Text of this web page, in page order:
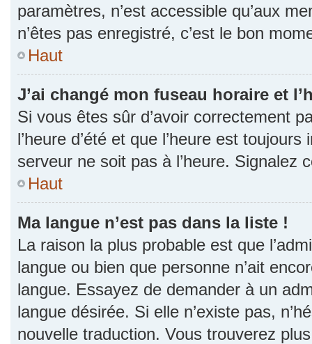
paramètres, n’est accessible qu’aux
n’êtes pas enregistré, c’est le bon
Haut
J’ai changé mon fuseau horaire et
Si vous êtes sûr d’avoir correctement
l’heure d’été et que l’heure est
serveur ne soit pas à l’heure. Signalez
Haut
Ma langue n’est pas dans la liste !
La raison la plus probable est que
langue ou bien que personne n’ait
langue. Essayez de demander à un
langue désirée. Si elle n’existe pas,
nouvelle traduction. Vous trouverez